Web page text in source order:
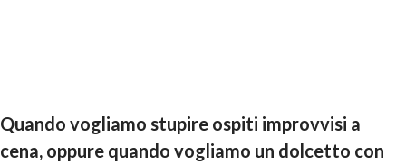
Quando vogliamo stupire ospiti improvvisi a
cena, oppure quando vogliamo un dolcetto con